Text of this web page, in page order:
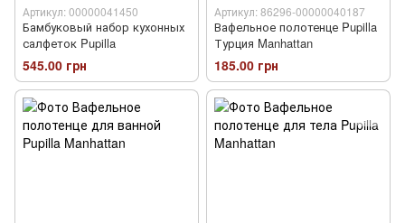
Артикул: 00000041450
Бамбуковый набор кухонных
салфеток Pupilla
545.00 грн
Артикул: 86296-00000040187
Вафельное полотенце Pupilla
Турция Manhattan
185.00 грн